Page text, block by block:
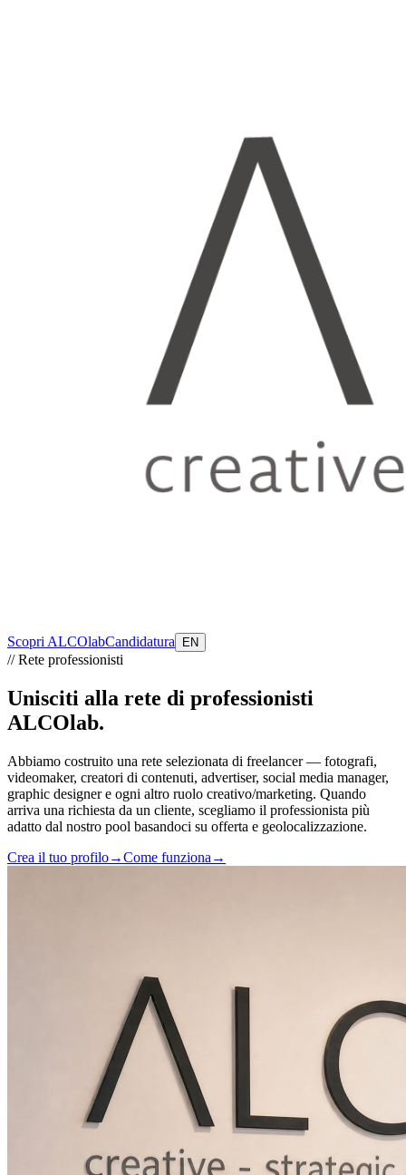
Scopri ALCOlabCandidatura EN
// Rete professionisti
Unisciti alla rete di professionisti
ALCOlab.
Abbiamo costruito una rete selezionata di freelancer — fotografi,
videomaker, creatori di contenuti, advertiser, social media manager,
graphic designer e ogni altro ruolo creativo/marketing. Quando
arriva una richiesta da un cliente, scegliamo il professionista più
adatto dal nostro pool basandoci su offerta e geolocalizzazione.
Crea il tuo profilo→Come funziona →